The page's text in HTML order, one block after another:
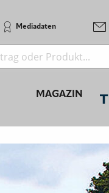
Mediadaten
MAGAZIN